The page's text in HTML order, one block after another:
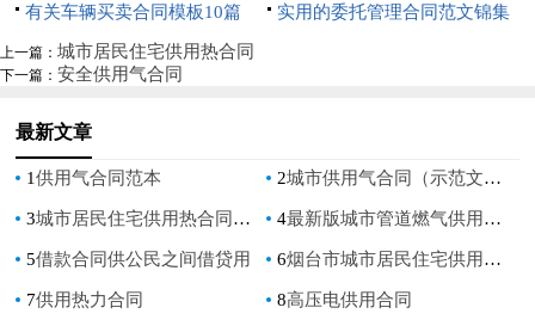
篇
有关车辆买卖合同模板10篇
实用的委托管理合同范文锦集
上一篇： 城市居民住宅供用热合同
下一篇： 安全供用气合同
最新文章
1供用气合同范本 2城市供用气合同（示范文本）
3城市居民住宅供用热合同范本 4最新版城市管道燃气供用气合同
5借款合同供公民之间借贷用 6烟台市城市居民住宅供用合同
7供用热力合同 8高压电供用合同